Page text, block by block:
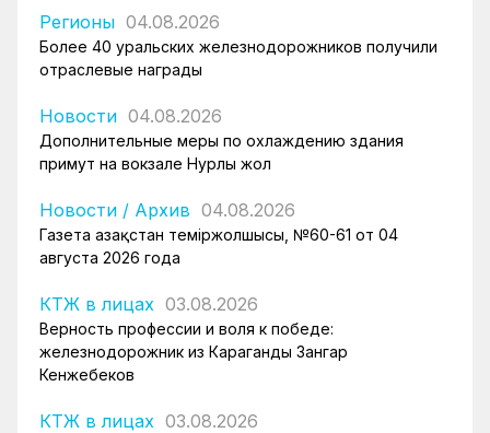
Регионы 04.08.2026
Более 40 уральских железнодорожников получили
отраслевые награды
Новости 04.08.2026
Дополнительные меры по охлаждению здания
примут на вокзале Нурлы жол
Новости / Архив 04.08.2026
Газета Қазақстан теміржолшысы, №60-61 от 04
августа 2026 года
КТЖ в лицах 03.08.2026
Верность профессии и воля к победе:
железнодорожник из Караганды Зангар
Кенжебеков
КТЖ в лицах 03.08.2026